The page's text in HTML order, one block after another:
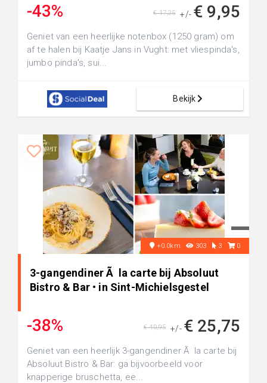
-43% +/- € 9,95
€ 17,25
Geniet van een heerlijke notenbox (1250 gram) om
af te halen bij Kaatje Jans in Vught: met vliespinda's,
jumbo pinda's, sui...
Bekijk
+0.0km 303 3 0
3-gangendiner Ã la carte bij Absoluut
Bistro & Bar • in Sint-Michielsgestel
-38% +/- € 25,75
€ 40,95
Geniet van een heerlijk 3-gangendiner Ã la carte bij
Absoluut Bistro & Bar: ga bijvoorbeeld voor
knapperige bruschetta, ee...